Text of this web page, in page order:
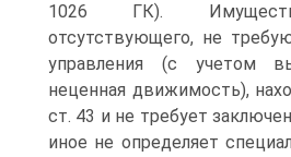
1026 ГК).
отсутствующего, не
управления (с учетом
неценная движимость),
ст. 43 и не требует
иное не определяет